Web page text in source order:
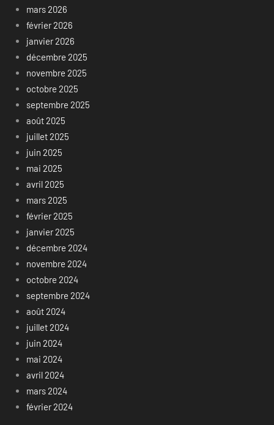
mars 2026
février 2026
janvier 2026
décembre 2025
novembre 2025
octobre 2025
septembre 2025
août 2025
juillet 2025
juin 2025
mai 2025
avril 2025
mars 2025
février 2025
janvier 2025
décembre 2024
novembre 2024
octobre 2024
septembre 2024
août 2024
juillet 2024
juin 2024
mai 2024
avril 2024
mars 2024
février 2024